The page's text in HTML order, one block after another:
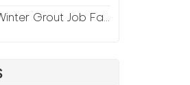
Job Failed (And How to Fix It)